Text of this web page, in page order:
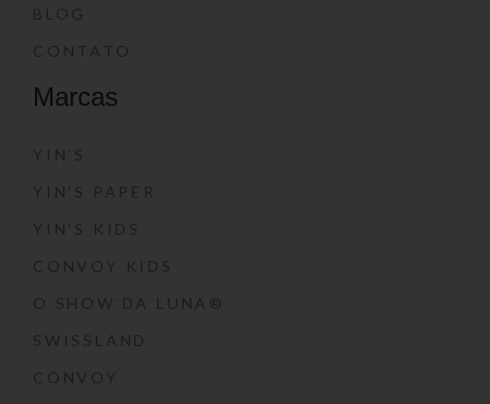
BLOG
CONTATO
Marcas
YIN’S
YIN’S PAPER
YIN’S KIDS
CONVOY KIDS
O SHOW DA LUNA®
SWISSLAND
CONVOY